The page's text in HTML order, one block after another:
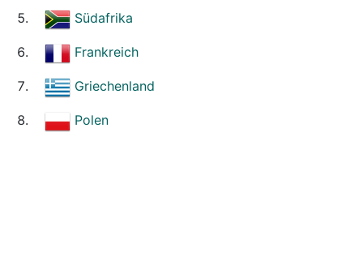
Südafrika
Frankreich
Griechenland
Polen